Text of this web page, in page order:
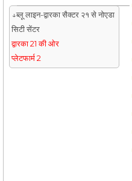
↓ब्लू लाइन-द्वारका सैक्टर २१ से नोएडा
सिटी सेंटर
द्वारका 21 की ओर
प्लेटफार्म 2